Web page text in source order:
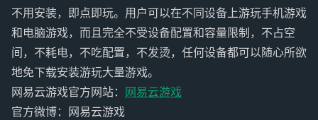
不用安装，即点即玩。用户可以在不同设备上游玩手机游戏
和电脑游戏，而且完全不受设备配置和容量限制，不占空
间，不耗电，不吃配置，不发烫，任何设备都可以随心所欲
地免下载安装游玩大量游戏。
网易云游戏官方网站：
网易云游戏
官方微博：网易云游戏